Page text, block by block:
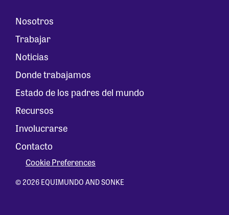
Nosotros
Trabajar
Noticias
Donde trabajamos
Estado de los padres del mundo
Recursos
Involucrarse
Contacto
Cookie Preferences
© 2026 EQUIMUNDO AND SONKE